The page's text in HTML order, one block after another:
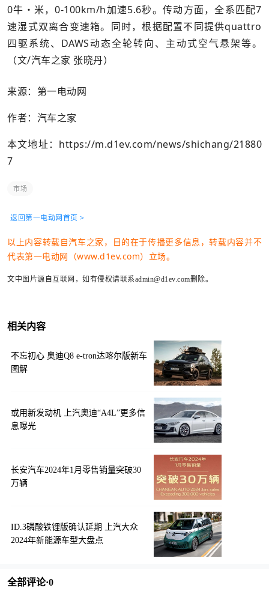
0牛・米，0-100km/h加速5.6秒。传动方面，全系匹配7
速湿式双离合变速箱。同时，根据配置不同提供quattro
四驱系统、DAWS动态全轮转向、主动式空气悬架等。
（文/汽车之家 张晓丹）
来源：第一电动网
作者：汽车之家
本文地址： https://m.d1ev.com/news/shichang/21880
7
市场
返回第一电动网首页 >
以上内容转载自汽车之家，目的在于传播更多信息，转载内容并不
代表第一电动网（www.d1ev.com）立场。
文中图片源自互联网，如有侵权请联系admin@d1ev.com删除。
相关内容
不忘初心 奥迪Q8 e-tron达喀尔版新车
图解
或用新发动机 上汽奥迪“A4L”更多信
息曝光
长安汽车2024年1月零售销量突破30
万辆
ID.3磷酸铁锂版确认延期 上汽大众
2024年新能源车型大盘点
全部评论·0